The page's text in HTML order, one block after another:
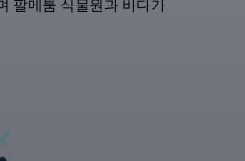
팔메툼 식물원과 바다가